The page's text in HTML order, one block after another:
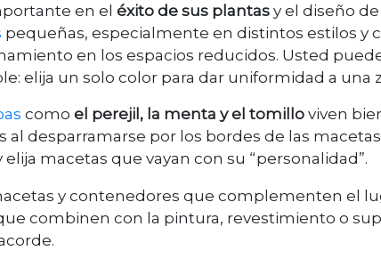
en el éxito de sus plantas y el diseño
pequeñas, especialmente en distintos estilos y
en los espacios reducidos. Usted
elija un solo color para dar uniformidad a una
como el perejil, la menta y el tomillo viven
al desparramarse por los bordes de las
elija macetas que vayan con su “personalidad”.
y contenedores que complementen el
combinen con la pintura, revestimiento o